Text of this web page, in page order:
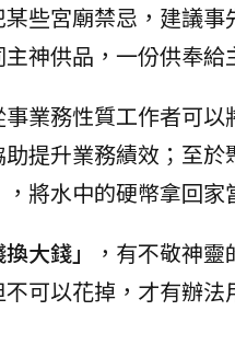
些宮廟禁忌，建議
神供品，一份供奉給
業務性質工作者可
提升業務績效；至
將水中的硬幣拿回家
大錢」
，有不敬神
可以花掉，才有辦法